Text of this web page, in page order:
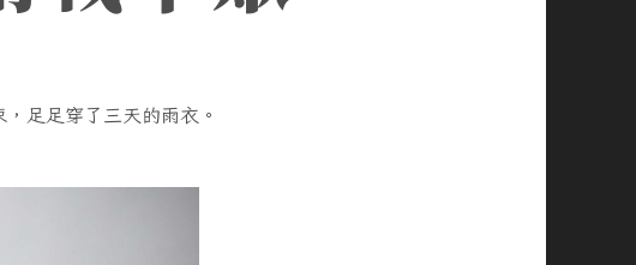
足足穿了三天的雨衣。